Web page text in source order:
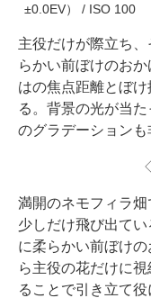
±0.0EV） / ISO 100
主役だけが際立ち
らかい前ぼけのお
はの焦点距離とぼ
る。背景の光が当
のグラデーションも
満開のネモフィラ畑
少しだけ飛び出て
に柔らかい前ぼけ
ら主役の花だけに
ることで引き立て役